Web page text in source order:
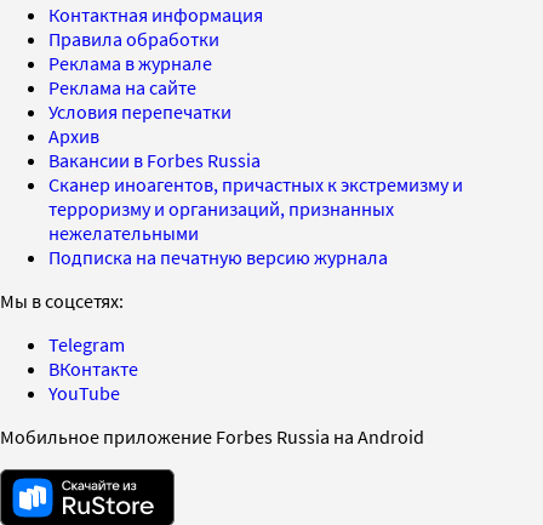
Контактная информация
Правила обработки
Реклама в журнале
Реклама на сайте
Условия перепечатки
Архив
Вакансии в Forbes Russia
Сканер иноагентов, причастных к экстремизму и
терроризму и организаций, признанных
нежелательными
Подписка на печатную версию журнала
Мы в соцсетях:
Telegram
ВКонтакте
YouTube
Мобильное приложение Forbes Russia на Android